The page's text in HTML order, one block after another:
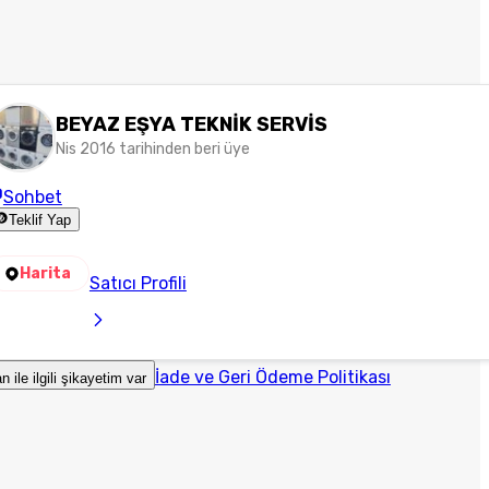
BEYAZ EŞYA TEKNİK SERVİS
Nis 2016 tarihinden beri üye
Sohbet
Teklif Yap
Harita Satıcı Profili
ile ilgili şikayetim var İade ve Geri Ödeme Politikası